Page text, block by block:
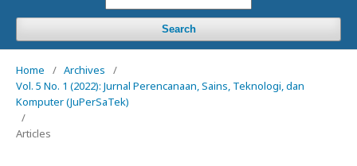
Search
Home / Archives
/
Vol. 5 No. 1 (2022): Jurnal Perencanaan, Sains, Teknologi, dan
Komputer (JuPerSaTek)
/
Articles